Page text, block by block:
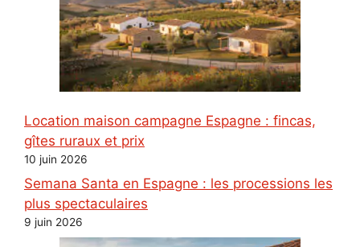
Location maison campagne Espagne : fincas,
gîtes ruraux et prix
10 juin 2026
Semana Santa en Espagne : les processions les
plus spectaculaires
9 juin 2026